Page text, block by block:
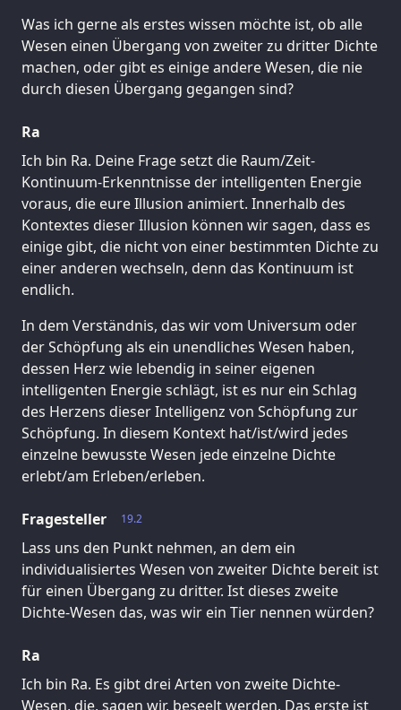
Was ich gerne als erstes wissen möchte ist, ob alle
Wesen einen Übergang von zweiter zu dritter Dichte
machen, oder gibt es einige andere Wesen, die nie
durch diesen Übergang gegangen sind?
Ra
Ich bin Ra. Deine Frage setzt die Raum/Zeit-
Kontinuum-Erkenntnisse der intelligenten Energie
voraus, die eure Illusion animiert. Innerhalb des
Kontextes dieser Illusion können wir sagen, dass es
einige gibt, die nicht von einer bestimmten Dichte zu
einer anderen wechseln, denn das Kontinuum ist
endlich.
In dem Verständnis, das wir vom Universum oder
der Schöpfung als ein unendliches Wesen haben,
dessen Herz wie lebendig in seiner eigenen
intelligenten Energie schlägt, ist es nur ein Schlag
des Herzens dieser Intelligenz von Schöpfung zur
Schöpfung. In diesem Kontext hat/ist/wird jedes
einzelne bewusste Wesen jede einzelne Dichte
erlebt/am Erleben/erleben.
19.2
Fragesteller
Lass uns den Punkt nehmen, an dem ein
individualisiertes Wesen von zweiter Dichte bereit ist
für einen Übergang zu dritter. Ist dieses zweite
Dichte-Wesen das, was wir ein Tier nennen würden?
Ra
Ich bin Ra. Es gibt drei Arten von zweite Dichte-
Wesen, die, sagen wir, beseelt werden. Das erste ist